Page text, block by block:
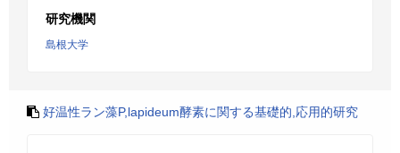
研究機関
島根大学
好温性ラン藻P,lapideum酵素に関する基礎的,応用的研究